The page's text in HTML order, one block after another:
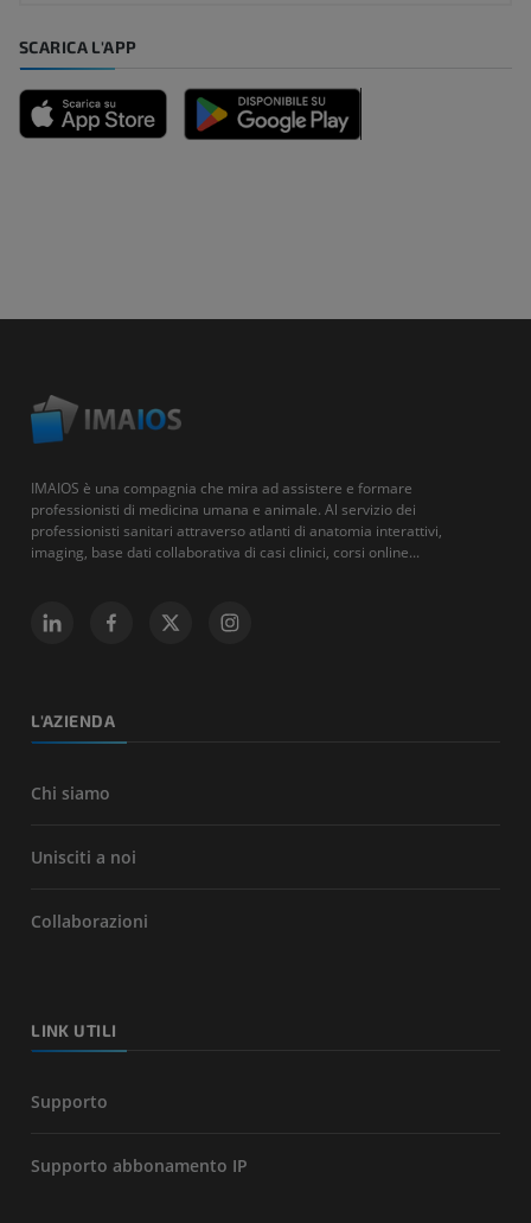
SCARICA L'APP
IMAIOS è una compagnia che mira ad assistere e formare
professionisti di medicina umana e animale. Al servizio dei
professionisti sanitari attraverso atlanti di anatomia interattivi,
imaging, base dati collaborativa di casi clinici, corsi online...
L'AZIENDA
Chi siamo
Unisciti a noi
Collaborazioni
LINK UTILI
Supporto
Supporto abbonamento IP